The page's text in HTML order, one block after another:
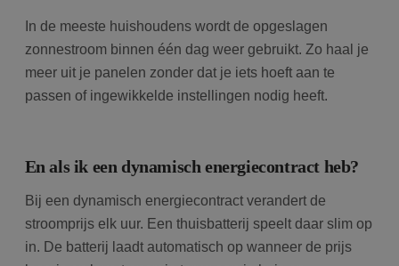
In de meeste huishoudens wordt de opgeslagen
zonnestroom binnen één dag weer gebruikt. Zo haal je
meer uit je panelen zonder dat je iets hoeft aan te
passen of ingewikkelde instellingen nodig heeft.
En als ik een dynamisch energiecontract heb?
Bij een dynamisch energiecontract verandert de
stroomprijs elk uur. Een thuisbatterij speelt daar slim op
in. De batterij laadt automatisch op wanneer de prijs